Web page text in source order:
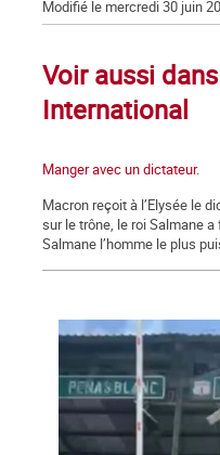
Modifié le mercredi 30 juin
Voir aussi
International
Manger avec un dictateur.
Macron reçoit à l’Elysée le
sur le trône, le roi Salmane
Salmane l’homme le plus